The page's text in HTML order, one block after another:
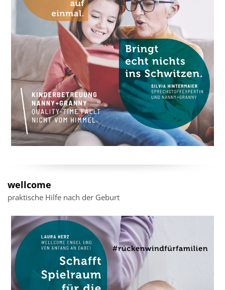
wellcome
praktische Hilfe nach der Geburt